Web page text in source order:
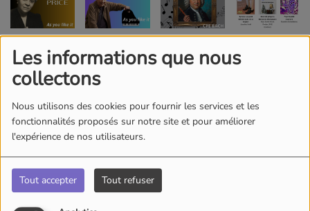
Les informations que nous
collectons
Nous utilisons des cookies pour fournir les services et les
fonctionnalités proposés sur notre site et pour améliorer
l'expérience de nos utilisateurs.
Tout accepter Tout refuser